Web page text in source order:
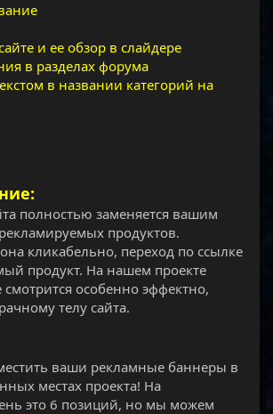
и ее обзор в слайдере
в разделах форума
в названии категорий на
полностью заменяется вашим
продуктов.
кликабельно, переход по ссылке
продукт. На нашем проекте
особенно эффектно,
телу сайта.
ваши рекламные баннеры в
местах проекта! На
это 6 позиций, но мы можем